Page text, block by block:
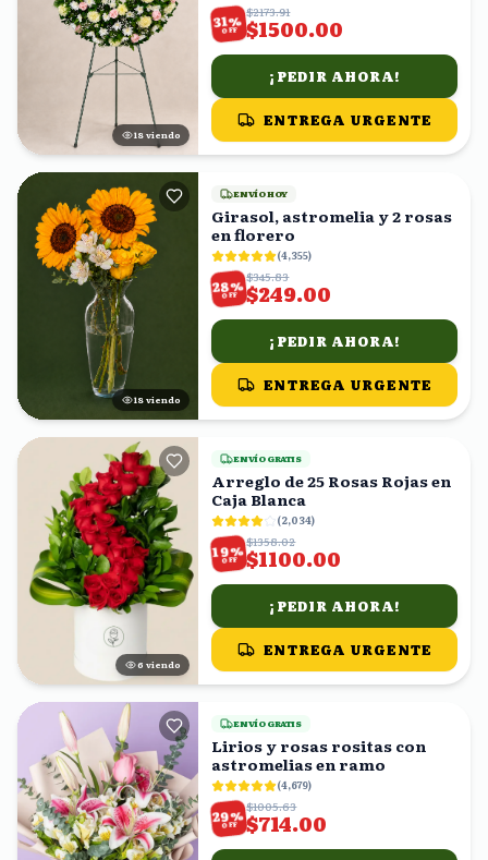
17 viendo
31%
OFF
$2173.91
$1500.00
¡PEDIR AHORA!
ENTREGA URGENTE
17 viendo
ENVÍO HOY
Girasol, astromelia y 2 rosas
en florero
(4,355)
28%
OFF
$345.83
$249.00
¡PEDIR AHORA!
ENTREGA URGENTE
5 viendo
ENVÍO GRATIS
Arreglo de 25 Rosas Rojas en
Caja Blanca
(2,034)
19%
OFF
$1358.02
$1100.00
¡PEDIR AHORA!
ENTREGA URGENTE
ENVÍO GRATIS
Lirios y rosas rositas con
astromelias en ramo
(4,679)
29%
OFF
$1005.63
$714.00